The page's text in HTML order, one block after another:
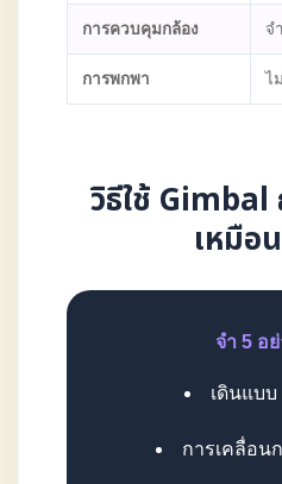
การควบคุมกล้อง จ
การพกพา ไ
วิธีใช้ Gimbal
เหมือ
จำ 5 อ
เดินแบบ
การเคลื่อน